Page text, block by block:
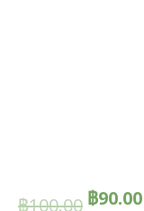
฿100.00 ฿90.00